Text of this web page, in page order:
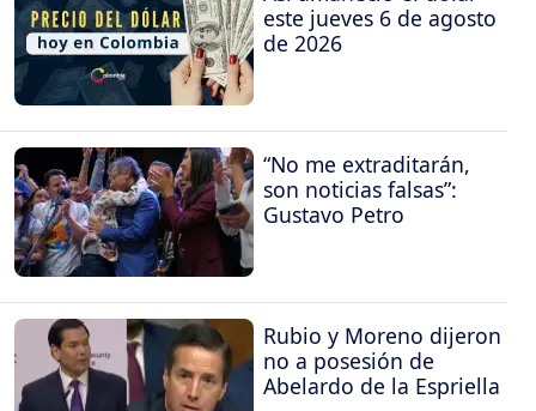
este jueves 6 de agosto
de 2026
“No me extraditarán,
son noticias falsas”:
Gustavo Petro
Rubio y Moreno dijeron
no a posesión de
Abelardo de la Espriella